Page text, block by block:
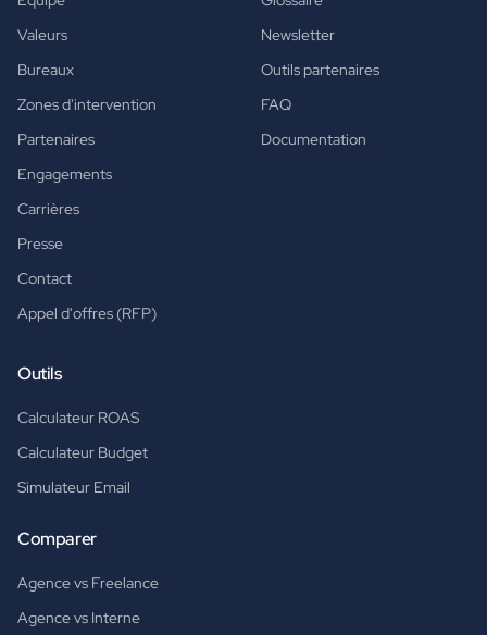
Valeurs
Bureaux
Zones d'intervention
Partenaires
Engagements
Carrières
Presse
Contact
Appel d'offres (RFP)
Newsletter
Outils partenaires
FAQ
Documentation
Outils
Calculateur ROAS
Calculateur Budget
Simulateur Email
Comparer
Agence vs Freelance
Agence vs Interne